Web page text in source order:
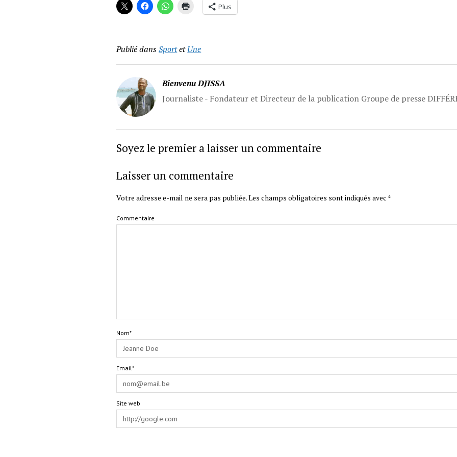
Plus
Publié dansSportetUne
Bienvenu DJISSA
Journaliste - Fondateur et Directeur de la publication Groupe de presse
Soyez le premier a laisser un commentaire
Laisser un commentaire
Votre adresse e-mail ne sera pas publiée.Les champs obligatoires sont indiqués avec *
Commentaire
Nom*
Email*
Site web